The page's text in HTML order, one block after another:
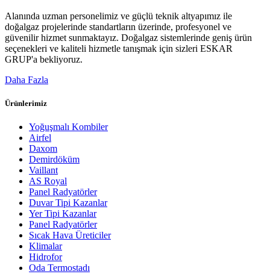
Alanında uzman personelimiz ve güçlü teknik altyapımız ile
doğalgaz projelerinde standartların üzerinde, profesyonel ve
güvenilir hizmet sunmaktayız. Doğalgaz sistemlerinde geniş ürün
seçenekleri ve kaliteli hizmetle tanışmak için sizleri ESKAR
GRUP'a bekliyoruz.
Daha Fazla
Ürünlerimiz
Yoğuşmalı Kombiler
Airfel
Daxom
Demirdöküm
Vaillant
AS Royal
Panel Radyatörler
Duvar Tipi Kazanlar
Yer Tipi Kazanlar
Panel Radyatörler
Sıcak Hava Üreticiler
Klimalar
Hidrofor
Oda Termostadı